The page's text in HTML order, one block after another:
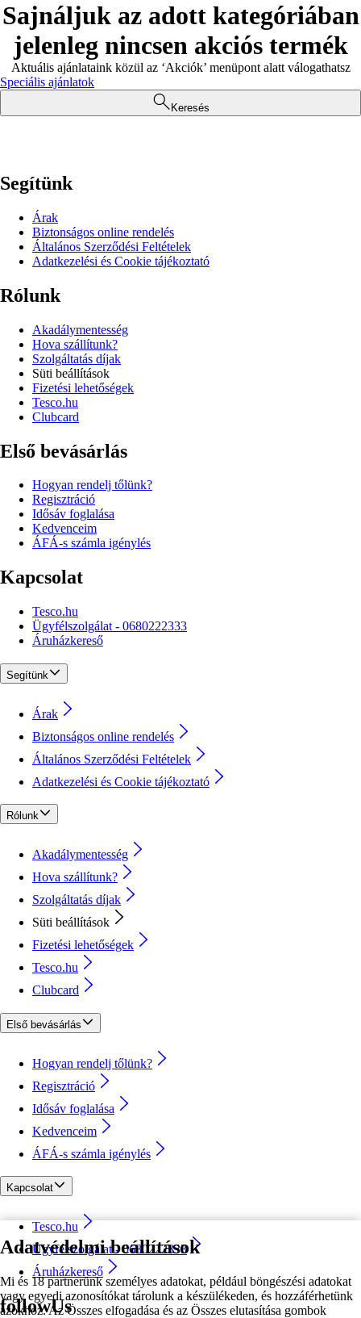
Adatvédelmi beállítások
Mi és 18 partnerünk személyes adatokat, például böngészési adatokat
vagy egyedi azonosítókat tárolunk a készülékeden, és hozzáférhetünk
azokhoz. Az Összes elfogadása és az Összes elutasítása gombok
Sajnáljuk az adott kategóriában
jelenleg nincsen akciós termék
Aktuális ajánlataink közül az ‘Akciók’ menüpont alatt válogathatsz
Speciális ajánlatok
Keresés
Segítünk
Árak
Biztonságos online rendelés
Általános Szerződési Feltételek
Adatkezelési és Cookie tájékoztató
Rólunk
Akadálymentesség
Hova szállítunk?
Szolgáltatás díjak
Süti beállítások
Fizetési lehetőségek
Tesco.hu
Clubcard
Első bevásárlás
Hogyan rendelj tőlünk?
Regisztráció
Idősáv foglalása
Kedvenceim
ÁFÁ-s számla igénylés
Kapcsolat
Tesco.hu
Ügyfélszolgálat - 0680222333
Áruházkereső
Segítünk
Árak
Biztonságos online rendelés
Általános Szerződési Feltételek
Adatkezelési és Cookie tájékoztató
Rólunk
Akadálymentesség
Hova szállítunk?
Szolgáltatás díjak
Süti beállítások
Fizetési lehetőségek
Tesco.hu
Clubcard
Első bevásárlás
Hogyan rendelj tőlünk?
Regisztráció
Idősáv foglalása
Kedvenceim
ÁFÁ-s számla igénylés
Kapcsolat
Tesco.hu
Ügyfélszolgálat - 0680222333
Áruházkereső
followUs